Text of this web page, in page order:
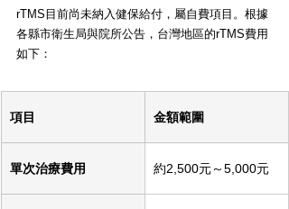
rTMS目前尚未納入健保給付，屬自費項目。根據
各縣市衛生局與院所公告，台灣地區的rTMS費用
如下：
項目 金額範圍
單次治療費用 約2,500元～5,000元